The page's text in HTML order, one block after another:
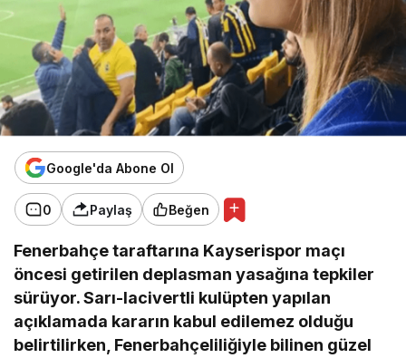
Google'da Abone Ol
0 Paylaş Beğen
Fenerbahçe taraftarına Kayserispor maçı
öncesi getirilen deplasman yasağına tepkiler
sürüyor. Sarı-lacivertli kulüpten yapılan
açıklamada kararın kabul edilemez olduğu
belirtilirken, Fenerbahçeliliğiyle bilinen güzel